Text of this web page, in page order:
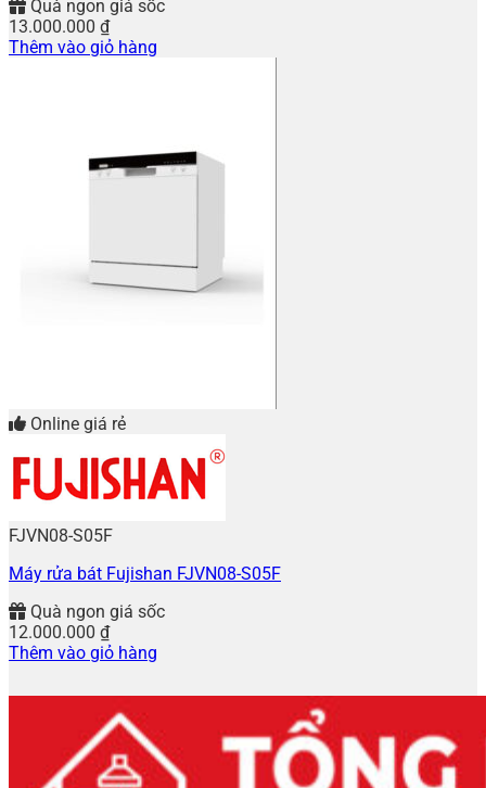
Quà ngon giá sốc
13.000.000 ₫
Thêm vào giỏ hàng
Online giá rẻ
FJVN08-S05F
Máy rửa bát Fujishan FJVN08-S05F
Quà ngon giá sốc
12.000.000 ₫
Thêm vào giỏ hàng